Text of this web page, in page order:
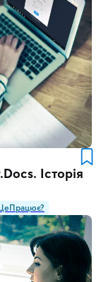
Історія